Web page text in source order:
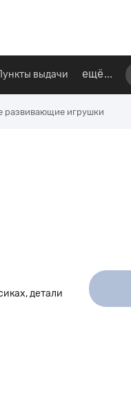
выдачи ещё
развивающие игрушки
детали